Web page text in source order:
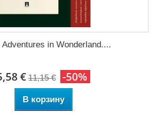
in Wonderland....
€ 11,15 € -50%
В корзину